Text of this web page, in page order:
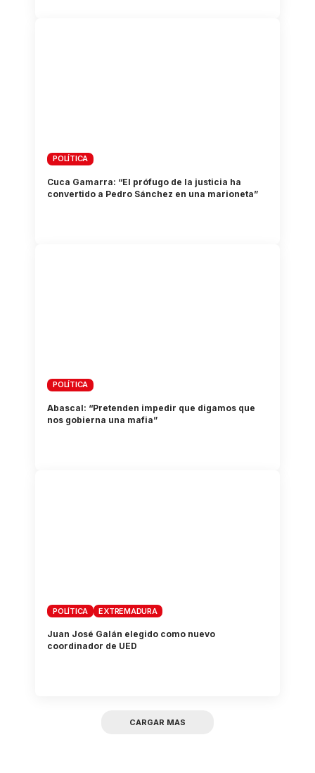
POLÍTICA
Cuca Gamarra: “El prófugo de la justicia ha
convertido a Pedro Sánchez en una marioneta”
POLÍTICA
Abascal: “Pretenden impedir que digamos que
nos gobierna una mafia”
POLÍTICA EXTREMADURA
Juan José Galán elegido como nuevo
coordinador de UED
CARGAR MAS